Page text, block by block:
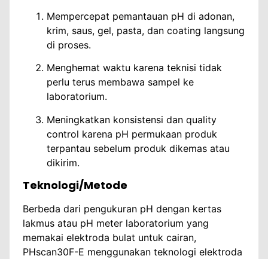
Mempercepat pemantauan pH di adonan,
krim, saus, gel, pasta, dan coating langsung
di proses.
Menghemat waktu karena teknisi tidak
perlu terus membawa sampel ke
laboratorium.
Meningkatkan konsistensi dan quality
control karena pH permukaan produk
terpantau sebelum produk dikemas atau
dikirim.
Teknologi/Metode
Berbeda dari pengukuran pH dengan kertas
lakmus atau pH meter laboratorium yang
memakai elektroda bulat untuk cairan,
PHscan30F-E menggunakan teknologi elektroda